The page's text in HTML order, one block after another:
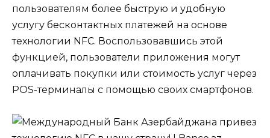
пользователям более быструю и удобную
услугу бесконтактных платежей на основе
технологии NFC. Воспользовавшись этой
функцией, пользователи приложения могут
оплачивать покупки или стоимость услуг через
POS-терминалы с помощью своих смартфонов.